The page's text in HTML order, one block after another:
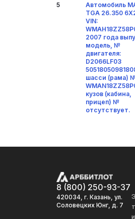
5
Автомобиль
TGA 26.350
VIN:
2007 года
модель, №
двигателя:
D2066LF03
шасси (рама)
кузов (кабина,
прицеп) №
отсутствует.
8 (800) 250-93-37
420034, г. Казань, ул.
Соловецких Юнг, д. 7